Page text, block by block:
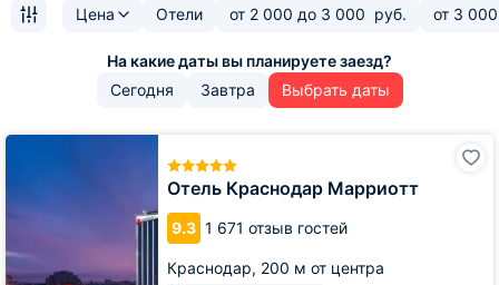
Цена Отели от 2 000 до 3 000 руб. от 3 000
Сегодня Завтра Выбрать даты
Отель Краснодар Марриотт
9.3 1 671 отзыв гостей
Краснодар, 200 м от центра
Отель